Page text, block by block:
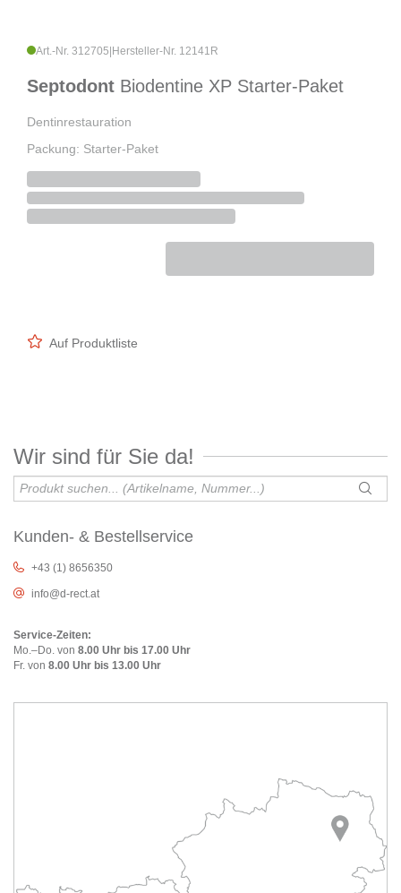
Art.-Nr. 312705 Hersteller-Nr. 12141R
Septodont Biodentine XP Starter-Paket
Dentinrestauration
Packung: Starter-Paket
Auf Produktliste
Wir sind für Sie da!
Kunden- & Bestellservice
+43 (1) 8656350
info@d-rect.at
Service-Zeiten:
Mo.–Do. von 8.00 Uhr bis 17.00 Uhr
Fr. von 8.00 Uhr bis 13.00 Uhr